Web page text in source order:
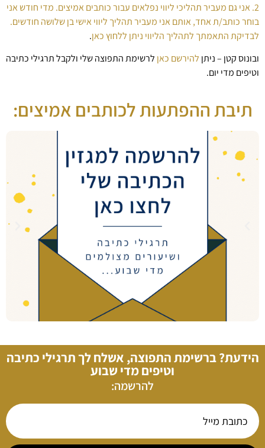
2. אני גם מעביר תהליכי ליווי נפלאים עבור כותבים אמיצים. מדי חודש אני
בוחר כותב/ת אחד, אותם אני מעביר תהליך ליווי אישי בן שלושה חודשים.
לבדיקת התאמתך לתהליך הליווי ניתן ללחוץ כאן.
ובונוס קטן – ניתן להירשם כאן לרשימת התפוצה שלי ולקבל תרגילי כתיבה
וטיפים מדי יום.
תיבת ההפתעות לכותבים אמיצים:
הידעת? ברשימת התפוצה, אשלח לך תרגילי כתיבה
וטיפים מדי שבוע
להרשמה: